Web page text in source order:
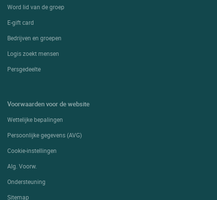
Word lid van de groep
E-gift card
Bedrijven en groepen
Logis zoekt mensen
Persgedeelte
Voorwaarden voor de website
Wettelijke bepalingen
Persoonlijke gegevens (AVG)
Cookie-instellingen
Alg. Voorw.
Ondersteuning
Sitemap